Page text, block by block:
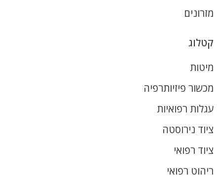
מזרונים
קטלוג
מיטות
מכשור פיזיותרפיה
עגלות רפואיות
ציוד נירוסטה
ציוד רפואי
ריהוט רפואי